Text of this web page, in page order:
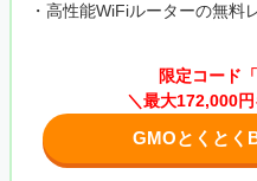
・高性能WiFiルーターの無料
限定コード
＼最大172,000
GMOとくとく